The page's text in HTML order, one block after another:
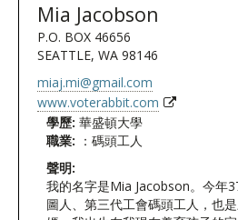
Mia Jacobson
P.O. BOX 46656
SEATTLE, WA 98146
miaj.mi@gmail.com
www.voterabbit.com
學歷: 華盛頓大學
職業: ：碼頭工人
聲明:
我的名字是Mia Jacobson。今年
圖人、第三代工會碼頭工人，也